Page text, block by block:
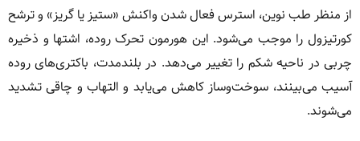
از منظر طب نوین، استرس فعال شدن واکنش «ستیز یا گریز» و ترشح
کورتیزول را موجب می‌شود. این هورمون تحرک روده، اشتها و ذخیره
چربی در ناحیه شکم را تغییر می‌دهد. در بلندمدت، باکتری‌های روده
آسیب می‌بینند، سوخت‌وساز کاهش می‌یابد و التهاب و چاقی تشدید
می‌شوند.